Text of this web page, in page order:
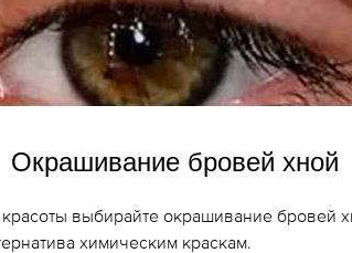
Окрашивание бровей хной
выбирайте окрашивание бровей
химическим краскам.